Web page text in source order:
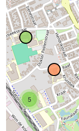
5